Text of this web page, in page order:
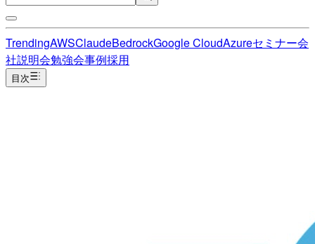
TrendingAWSClaudeBedrockGoogle CloudAzureセミナー会
社説明会勉強会事例採用
目次